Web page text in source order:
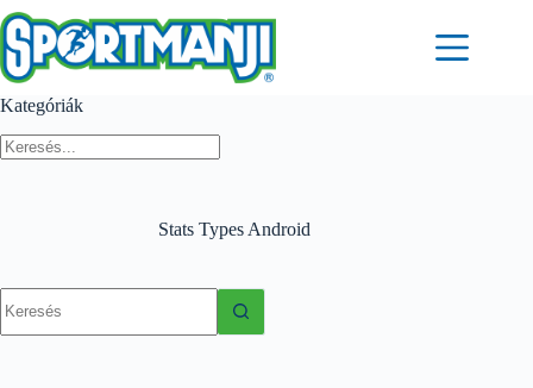
Skip
to
content
Stats Types Android
results
Kategóriák